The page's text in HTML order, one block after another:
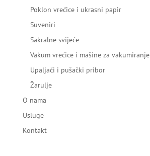
Poklon vrećice i ukrasni papir
Suveniri
Sakralne svijeće
Vakum vrećice i mašine za vakumiranje
Upaljači i pušački pribor
Žarulje
O nama
Usluge
Kontakt